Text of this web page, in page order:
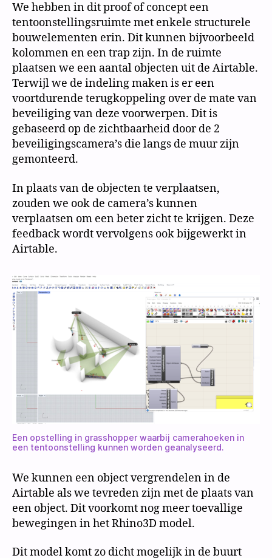
We hebben in dit proof of concept een
tentoonstellingsruimte met enkele structurele
bouwelementen erin. Dit kunnen bijvoorbeeld
kolommen en een trap zijn. In de ruimte
plaatsen we een aantal objecten uit de Airtable.
Terwijl we de indeling maken is er een
voortdurende terugkoppeling over de mate van
beveiliging van deze voorwerpen. Dit is
gebaseerd op de zichtbaarheid door de 2
beveiligingscamera’s die langs de muur zijn
gemonteerd.
In plaats van de objecten te verplaatsen,
zouden we ook de camera’s kunnen
verplaatsen om een beter zicht te krijgen. Deze
feedback wordt vervolgens ook bijgewerkt in
Airtable.
Een opstelling in grasshopper waarbij camerahoeken in
een tentoonstelling kunnen worden geanalyseerd.
We kunnen een object vergrendelen in de
Airtable als we tevreden zijn met de plaats van
een object. Dit voorkomt nog meer toevallige
bewegingen in het Rhino3D model.
Dit model komt zo dicht mogelijk in de buurt